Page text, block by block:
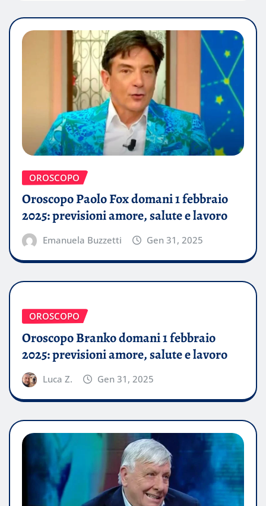
OROSCOPO
Oroscopo Paolo Fox domani 1 febbraio
2025: previsioni amore, salute e lavoro
Emanuela Buzzetti Gen 31, 2025
OROSCOPO
Oroscopo Branko domani 1 febbraio
2025: previsioni amore, salute e lavoro
Luca Z. Gen 31, 2025